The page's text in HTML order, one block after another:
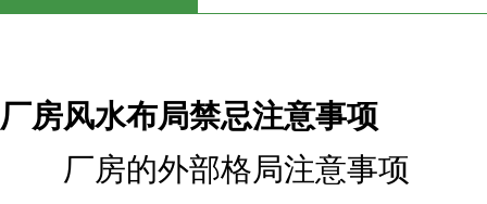
厂房风水布局禁忌注意事项
厂房的外部格局注意事项